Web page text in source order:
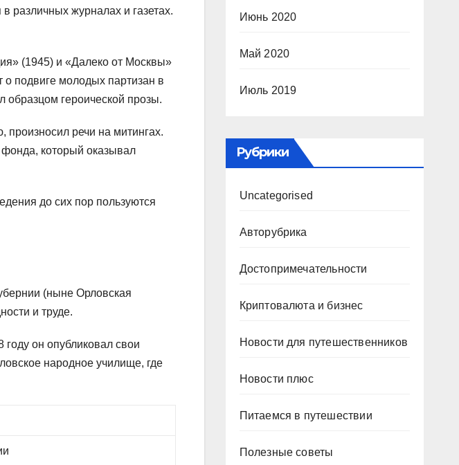
различных журналах и газетах.
(1945) и «Далеко от Москвы»
подвиге молодых партизан в
образцом героической прозы.
произносил речи на митингах.
который оказывал
до сих пор пользуются
(ныне Орловская
и труде.
он опубликовал свои
народное училище, где
Июнь 2020
Май 2020
Июль 2019
Рубрики
Uncategorised
Авторубрика
Достопримечательности
Криптовалюта и бизнес
Новости для путешественников
Новости плюс
Питаемся в путешествии
Полезные советы